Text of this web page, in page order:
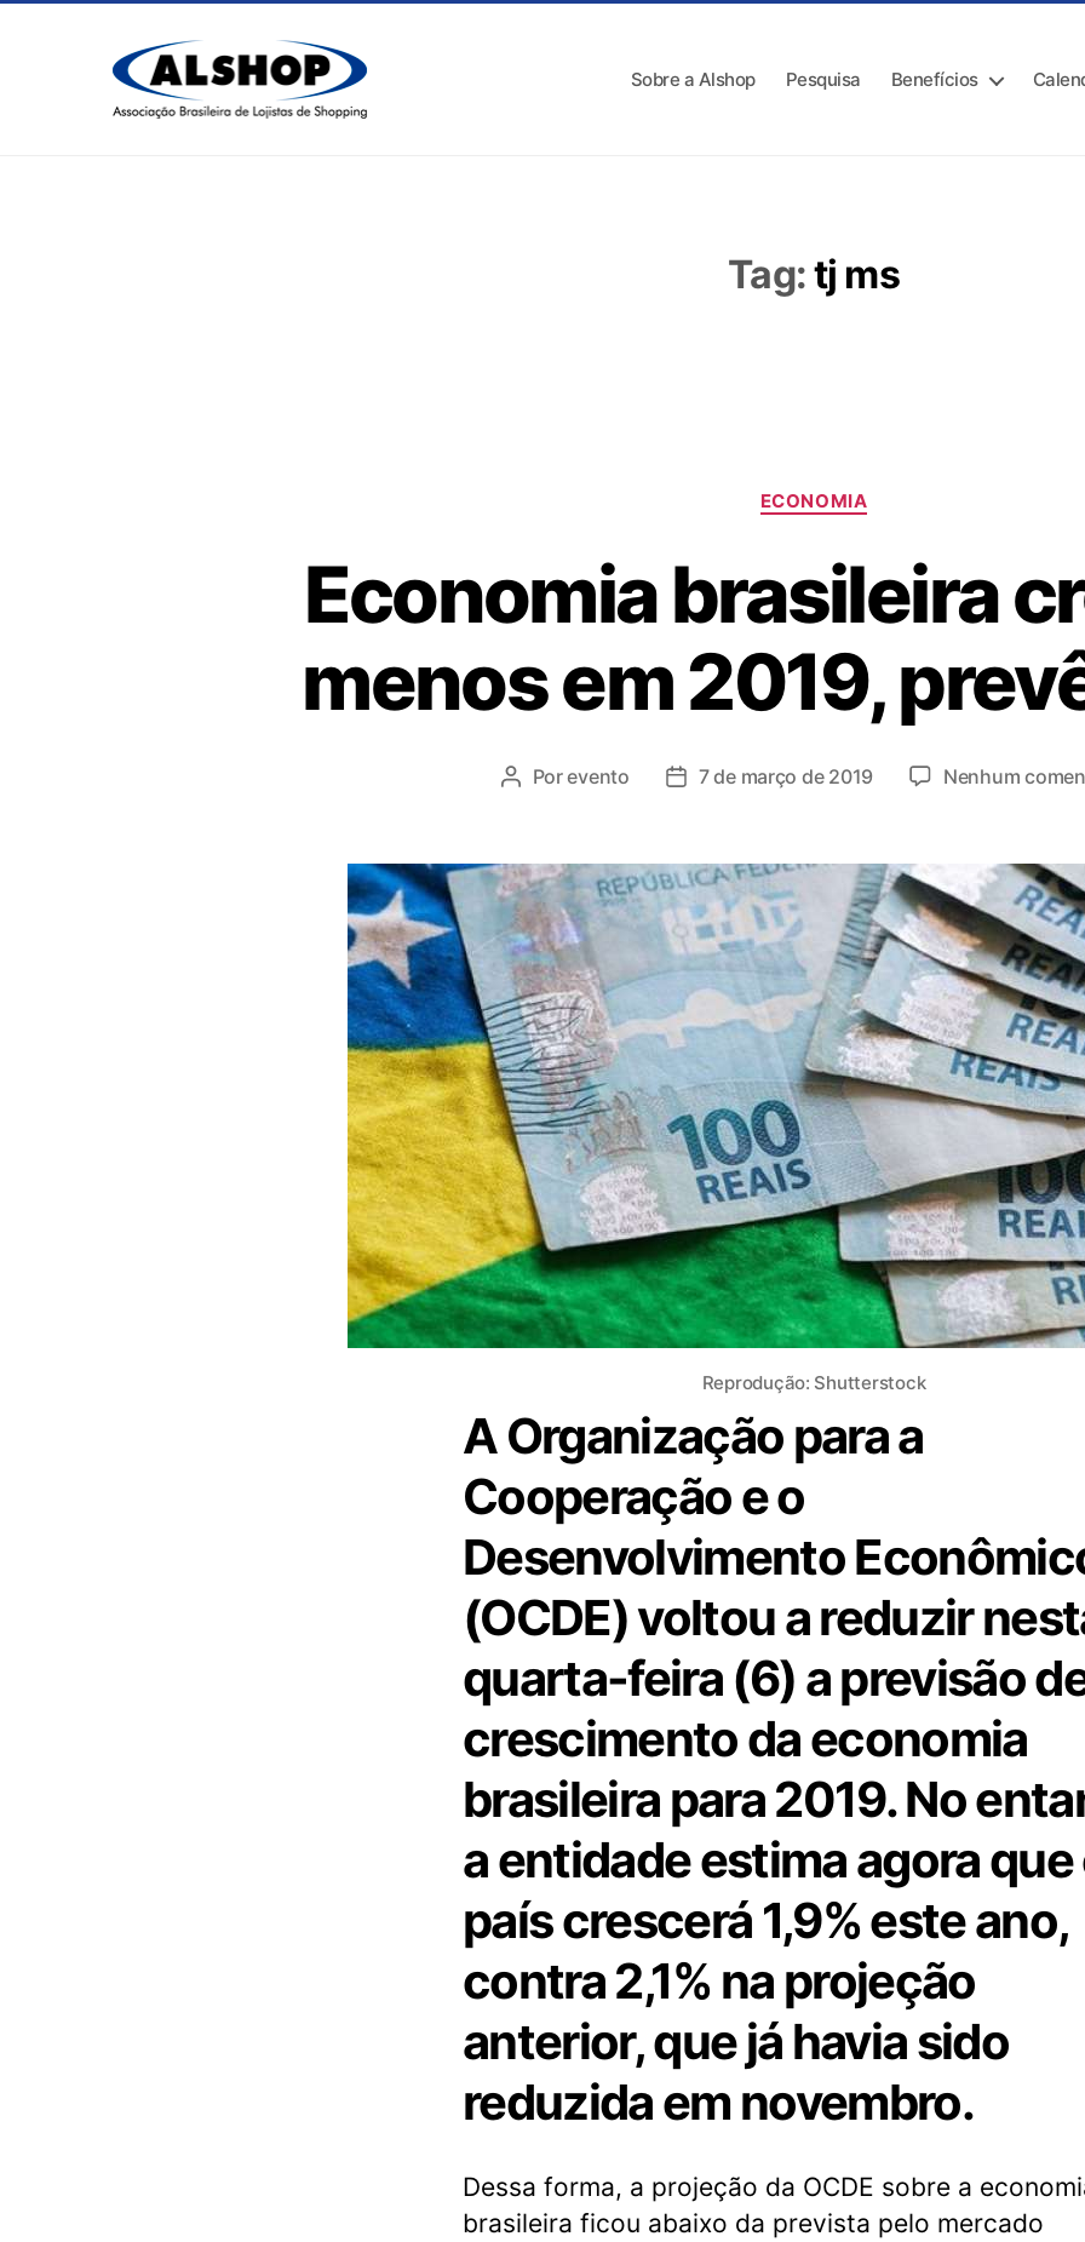
Sobre a Alshop Pesquisa Benefícios
Tag:tj ms
ECONOMIA
Economia brasileira
menos em 2019,
Porevento 7 de março de 2019 Nenhum
Reprodução: Shutterstock
A Organização para a
Cooperação e o
Desenvolvimento
(OCDE) voltou a reduzir
quarta-feira (6) a previsão
crescimento da economia
brasileira para 2019. No
a entidade estima agora que
país crescerá 1,9% este ano,
contra 2,1% na projeção
anterior, que já havia sido
reduzida em novembro.
Dessa forma, a projeção da OCDE sobre a
brasileira ficou abaixo da prevista pelo mercado